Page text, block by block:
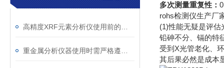
多次测量重复性：
rohs检测仪生产厂
(1)性能无疑是评
铅砷不分、镉的特
受到X光管老化、
其后果必然是成本